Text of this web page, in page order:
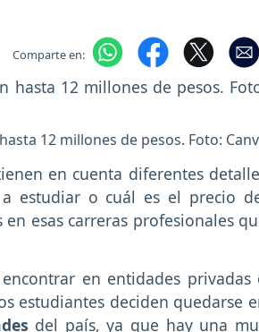
Comparte en:
12 millones de pesos. Foto:
en cuenta diferentes
estudiar o cuál es el precio
esas carreras profesionales
en entidades privadas
estudiantes deciden quedarse
del país, ya que hay una